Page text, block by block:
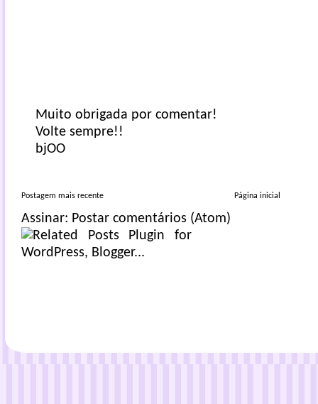
Muito obrigada por comentar!
Volte sempre!!
bjOO
Postagem mais recente Página inicial
Assinar: Postar comentários (Atom)